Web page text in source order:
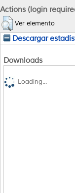
Actions (login
Ver elemento
Descargar
Downloads
Loading...